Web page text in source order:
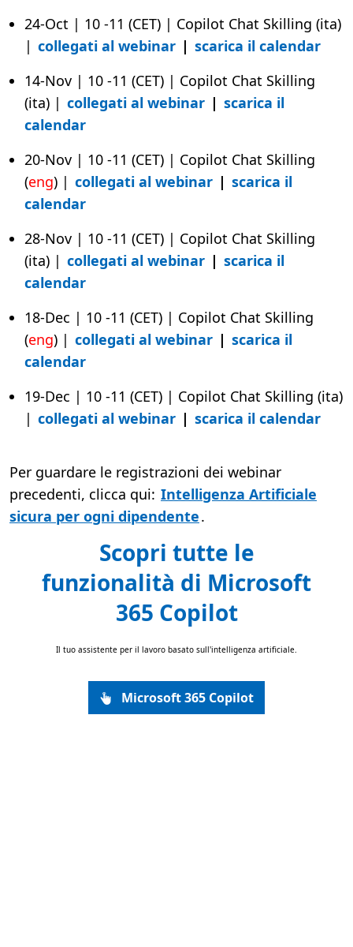
24-Oct | 10 -11 (CET) | Copilot Chat Skilling (ita)
| collegati al webinar | scarica il calendar
14-Nov | 10 -11 (CET) | Copilot Chat Skilling
(ita) | collegati al webinar | scarica il
calendar
20-Nov | 10 -11 (CET) | Copilot Chat Skilling
(eng) | collegati al webinar | scarica il
calendar
28-Nov | 10 -11 (CET) | Copilot Chat Skilling
(ita) | collegati al webinar | scarica il
calendar
18-Dec | 10 -11 (CET) | Copilot Chat Skilling
(eng) | collegati al webinar | scarica il
calendar
19-Dec | 10 -11 (CET) | Copilot Chat Skilling (ita)
| collegati al webinar | scarica il calendar
Per guardare le registrazioni dei webinar
precedenti, clicca qui: Intelligenza Artificiale
sicura per ogni dipendente.
Scopri tutte le
funzionalità di Microsoft
365 Copilot
Il tuo assistente per il lavoro basato sull'intelligenza artificiale.
Microsoft 365 Copilot